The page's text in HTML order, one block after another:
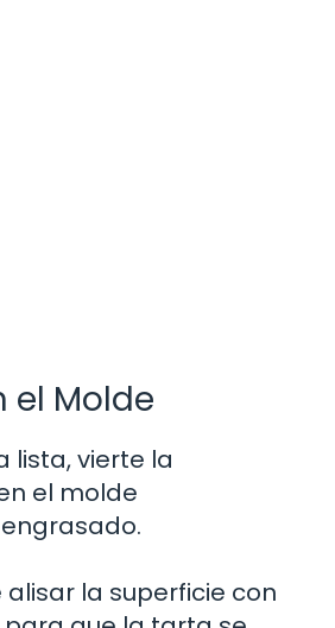
el Molde
lista, vierte la
el molde
la superficie con